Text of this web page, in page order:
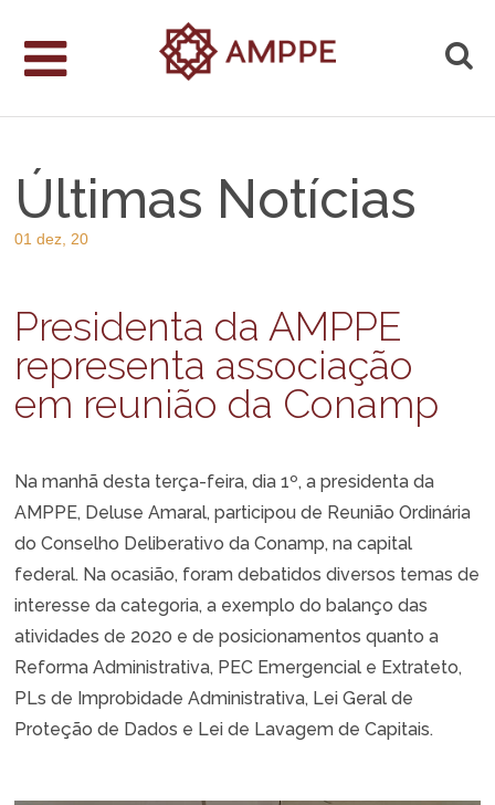
Últimas Notícias
01 dez, 20
Presidenta da AMPPE
representa associação
em reunião da Conamp
Na manhã desta terça-feira, dia 1º, a presidenta da
AMPPE, Deluse Amaral, participou de Reunião Ordinária
do Conselho Deliberativo da Conamp, na capital
federal. Na ocasião, foram debatidos diversos temas de
interesse da categoria, a exemplo do balanço das
atividades de 2020 e de posicionamentos quanto a
Reforma Administrativa, PEC Emergencial e Extrateto,
PLs de Improbidade Administrativa, Lei Geral de
Proteção de Dados e Lei de Lavagem de Capitais.